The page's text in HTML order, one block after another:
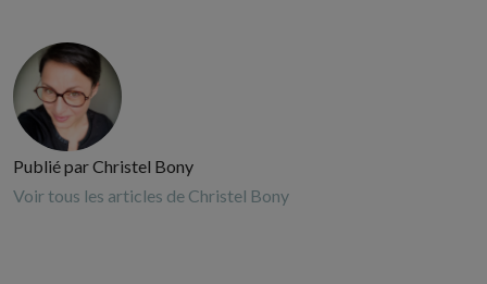
Publié par Christel Bony
Voir tous les articles de Christel Bony